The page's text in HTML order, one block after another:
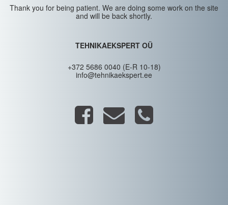
Thank you for being patient. We are doing some work on the site
and will be back shortly.
TEHNIKAEKSPERT OÜ
+372 5686 0040 (E-R 10-18)
info@tehnikaekspert.ee